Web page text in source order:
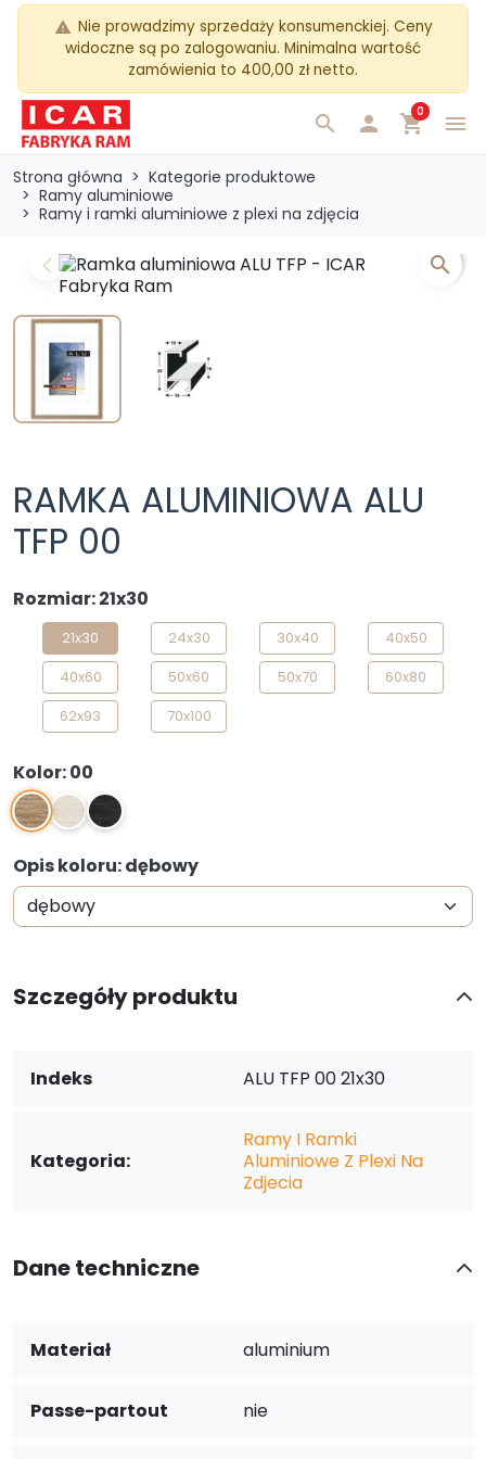
warning Nie prowadzimy sprzedaży konsumenckiej. Ceny
widoczne są po zalogowaniu. Minimalna wartość
zamówienia to 400,00 zł netto.
menu
search  shopping_cart
0
Strona główna
Kategorie produktowe
Ramy aluminiowe
Ramy i ramki aluminiowe z plexi na zdjęcia
Previous Next
search
RAMKA ALUMINIOWA ALU
TFP 00
Rozmiar: 21x30
21x30 24x30 30x40
40x50
40x60
50x60 50x70
60x80
62x93
70x100
Kolor: 00
00 01 02
Opis koloru: dębowy
Szczegóły produktu
Indeks ALU TFP 00 21x30
Kategoria:
Ramy I Ramki
Aluminiowe Z Plexi Na
Zdjecia
Dane techniczne
Materiał aluminium
Passe-partout nie